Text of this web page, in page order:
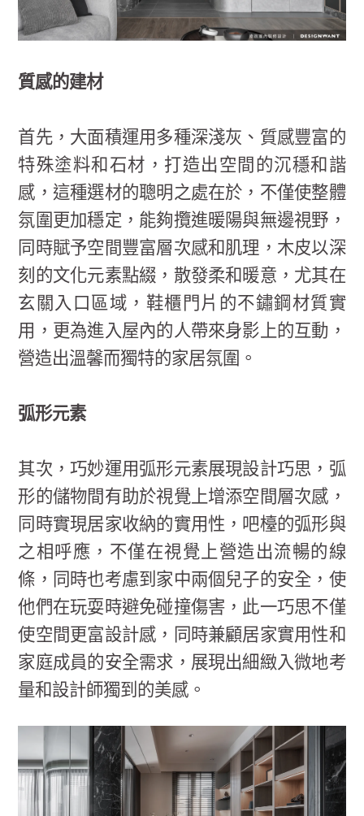
質感的建材
首先，大面積運用多種深淺灰、質感豐富的
特殊塗料和石材，打造出空間的沉穩和諧
感，這種選材的聰明之處在於，不僅使整體
氛圍更加穩定，能夠攬進暖陽與無邊視野，
同時賦予空間豐富層次感和肌理，木皮以深
刻的文化元素點綴，散發柔和暖意，尤其在
玄關入口區域，鞋櫃門片的不鏽鋼材質實
用，更為進入屋內的人帶來身影上的互動，
營造出溫馨而獨特的家居氛圍。
弧形元素
其次，巧妙運用弧形元素展現設計巧思，弧
形的儲物間有助於視覺上增添空間層次感，
同時實現居家收納的實用性，吧檯的弧形與
之相呼應，不僅在視覺上營造出流暢的線
條，同時也考慮到家中兩個兒子的安全，使
他們在玩耍時避免碰撞傷害，此一巧思不僅
使空間更富設計感，同時兼顧居家實用性和
家庭成員的安全需求，展現出細緻入微地考
量和設計師獨到的美感。